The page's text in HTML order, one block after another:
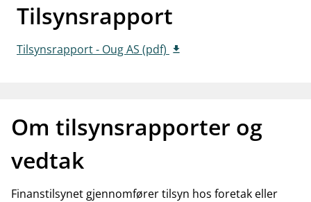
Tilsynsrapport
Tilsynsrapport - Oug AS (pdf)
Om tilsynsrapporter og
vedtak
Finanstilsynet gjennomfører tilsyn hos foretak eller